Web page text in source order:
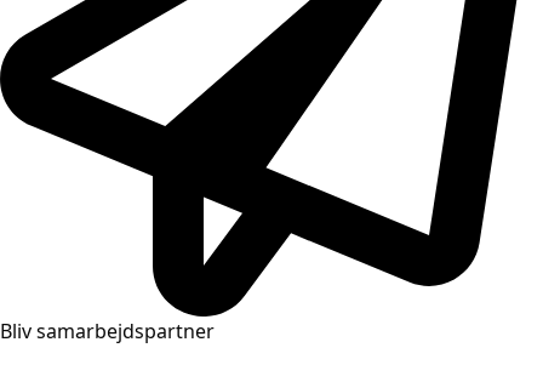
Bliv samarbejdspartner